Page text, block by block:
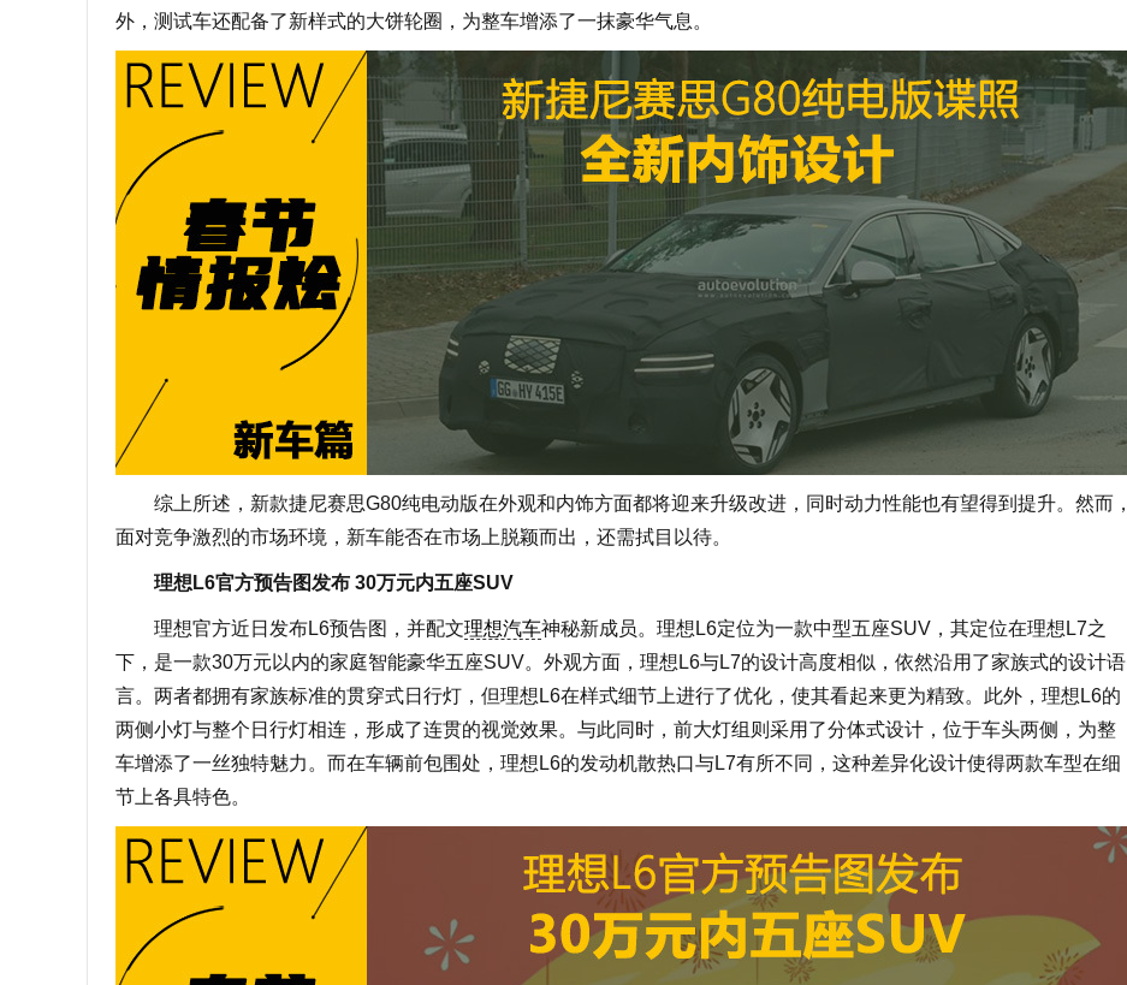
外，测试车还配备了新样式的大饼轮圈，为整车增添了一抹豪华气息。
综上所述，新款捷尼赛思G80纯电动版在外观和内饰方面都将迎来升级改进，同时动力性能也有望得到提升。然而，
面对竞争激烈的市场环境，新车能否在市场上脱颖而出，还需拭目以待。
理想L6官方预告图发布 30万元内五座SUV
理想官方近日发布L6预告图，并配文理想汽车神秘新成员。理想L6定位为一款中型五座SUV，其定位在理想L7之
下，是一款30万元以内的家庭智能豪华五座SUV。外观方面，理想L6与L7的设计高度相似，依然沿用了家族式的设计语
言。两者都拥有家族标准的贯穿式日行灯，但理想L6在样式细节上进行了优化，使其看起来更为精致。此外，理想L6的
两侧小灯与整个日行灯相连，形成了连贯的视觉效果。与此同时，前大灯组则采用了分体式设计，位于车头两侧，为整
车增添了一丝独特魅力。而在车辆前包围处，理想L6的发动机散热口与L7有所不同，这种差异化设计使得两款车型在细
节上各具特色。